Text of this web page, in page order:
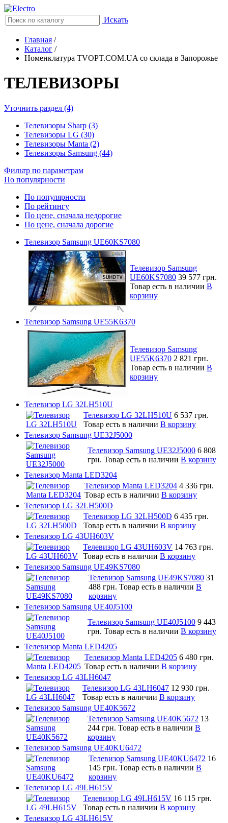
Искать
Главная /
Каталог /
Номенклатура TVOPT.COM.UA со склада в Запорожье
ТЕЛЕВИЗОРЫ
Уточнить раздел (4)
Телевизоры Sharp (3)
Телевизоры LG (30)
Телевизоры Manta (2)
Телевизоры Samsung (44)
Фильтр по параметрам
По популярности
По популярности
По рейтингу
По цене, сначала недорогие
По цене, сначала дорогие
Телевизор Samsung UE60KS7080
Телевизор Samsung
UE60KS7080 39 577 грн.
Товар есть в наличии В
корзину
Телевизор Samsung UE55K6370
Телевизор Samsung
UE55K6370 2 821 грн.
Товар есть в наличии В
корзину
Телевизор LG 32LH510U
Телевизор LG 32LH510U 6 537 грн.
Товар есть в наличии В корзину
Телевизор Samsung UE32J5000
Телевизор Samsung UE32J5000 6 808
грн. Товар есть в наличии В корзину
Телевизор Manta LED3204
Телевизор Manta LED3204 4 336 грн.
Товар есть в наличии В корзину
Телевизор LG 32LH500D
Телевизор LG 32LH500D 6 435 грн.
Товар есть в наличии В корзину
Телевизор LG 43UH603V
Телевизор LG 43UH603V 14 763 грн.
Товар есть в наличии В корзину
Телевизор Samsung UE49KS7080
Телевизор Samsung UE49KS7080 31
488 грн. Товар есть в наличии В
корзину
Телевизор Samsung UE40J5100
Телевизор Samsung UE40J5100 9 443
грн. Товар есть в наличии В корзину
Телевизор Manta LED4205
Телевизор Manta LED4205 6 480 грн.
Товар есть в наличии В корзину
Телевизор LG 43LH6047
Телевизор LG 43LH6047 12 930 грн.
Товар есть в наличии В корзину
Телевизор Samsung UE40K5672
Телевизор Samsung UE40K5672 13
244 грн. Товар есть в наличии В
корзину
Телевизор Samsung UE40KU6472
Телевизор Samsung UE40KU6472 16
145 грн. Товар есть в наличии В
корзину
Телевизор LG 49LH615V
Телевизор LG 49LH615V 16 115 грн.
Товар есть в наличии В корзину
Телевизор LG 43LH615V